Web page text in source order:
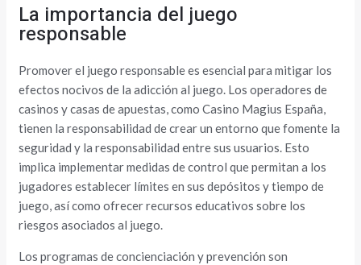
La importancia del juego
responsable
Promover el juego responsable es esencial para mitigar los
efectos nocivos de la adicción al juego. Los operadores de
casinos y casas de apuestas, como Casino Magius España,
tienen la responsabilidad de crear un entorno que fomente la
seguridad y la responsabilidad entre sus usuarios. Esto
implica implementar medidas de control que permitan a los
jugadores establecer límites en sus depósitos y tiempo de
juego, así como ofrecer recursos educativos sobre los
riesgos asociados al juego.
Los programas de concienciación y prevención son